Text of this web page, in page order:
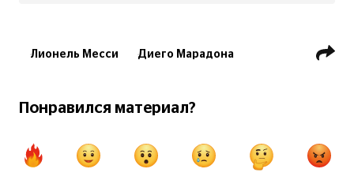
Лионель Месси Диего Марадона
Килиан Мбаппе
Сборная Аргентины по футболу
Понравился материал?